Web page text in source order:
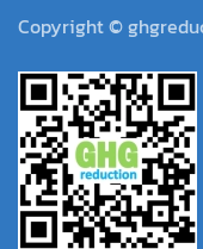
Copyright ©